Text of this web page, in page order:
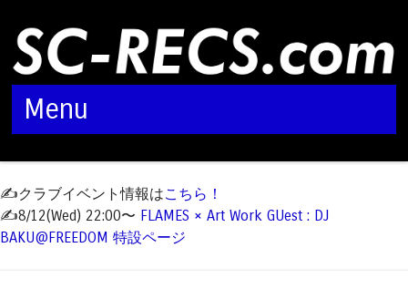
Menu
✍️クラブイベント情報はこちら！
✍️8/12(Wed) 22:00〜 FLAMES × Art Work GUest : DJ
BAKU@FREEDOM 特設ページ